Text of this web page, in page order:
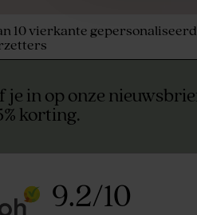
10 vierkante
je in op onze
korting.
9.2/10